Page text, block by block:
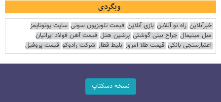
وبگردی
خبرآنلاین راه نو آنلاین بازی آنلاین قیمت تلویزیون سونی سایت یوتوتایمز
مبل مینیمال جراح بینی گوشتی پرشین هتل قیمت آهن فولاد ایرانیان
اعتبارسنجی بانکی قیمت طلا امروز بلیط قطار شرکت رادوکو قیمت پروفیل
نسخه دسکتاپ